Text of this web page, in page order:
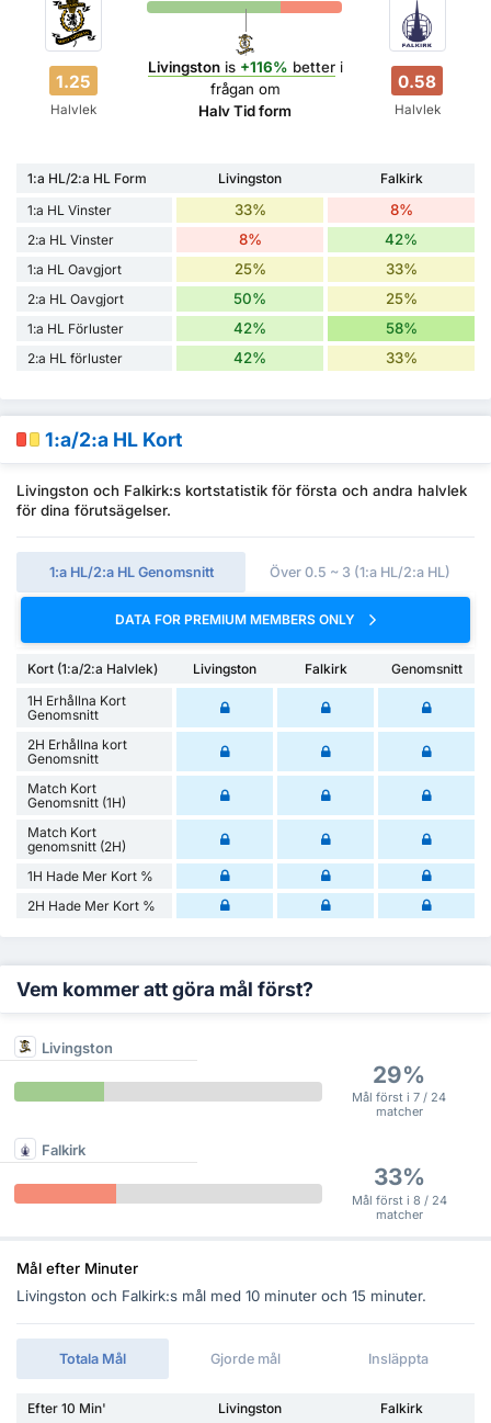
1.25
Halvlek
Livingstonis +116% betteri
frågan om
Halv Tid form
0.58
Halvlek
1:a HL/2:a HL Form Livingston
Falkirk
1:a HL Vinster
33% 8%
2:a HL Vinster 8% 42%
1:a HL Oavgjort 25% 33%
2:a HL Oavgjort 50% 25%
1:a HL Förluster 42% 58%
2:a HL förluster 42% 33%
1:a/2:a HL Kort
Livingston och Falkirk:s kortstatistik för första och andra halvlek
för dina förutsägelser.
1:a HL/2:a HL Genomsnitt Över 0.5 ~ 3 (1:a HL/2:a HL)
DATA FOR PREMIUM MEMBERS ONLY
Kort (1:a/2:a Halvlek) Livingston Falkirk
Genomsnitt
1H Erhållna Kort
Genomsnitt
2H Erhållna kort
Genomsnitt
Match Kort
Genomsnitt (1H)
Match Kort
genomsnitt (2H)
1H Hade Mer Kort %
2H Hade Mer Kort %
Vem kommer att göra mål först?
Livingston
29%
Mål först i 7 / 24
matcher
Falkirk
33%
Mål först i 8 / 24
matcher
Mål efter Minuter
Livingston och Falkirk:s mål med 10 minuter och 15 minuter.
Totala Mål Gjorde mål Insläppta
Efter 10 Min' Livingston
Falkirk